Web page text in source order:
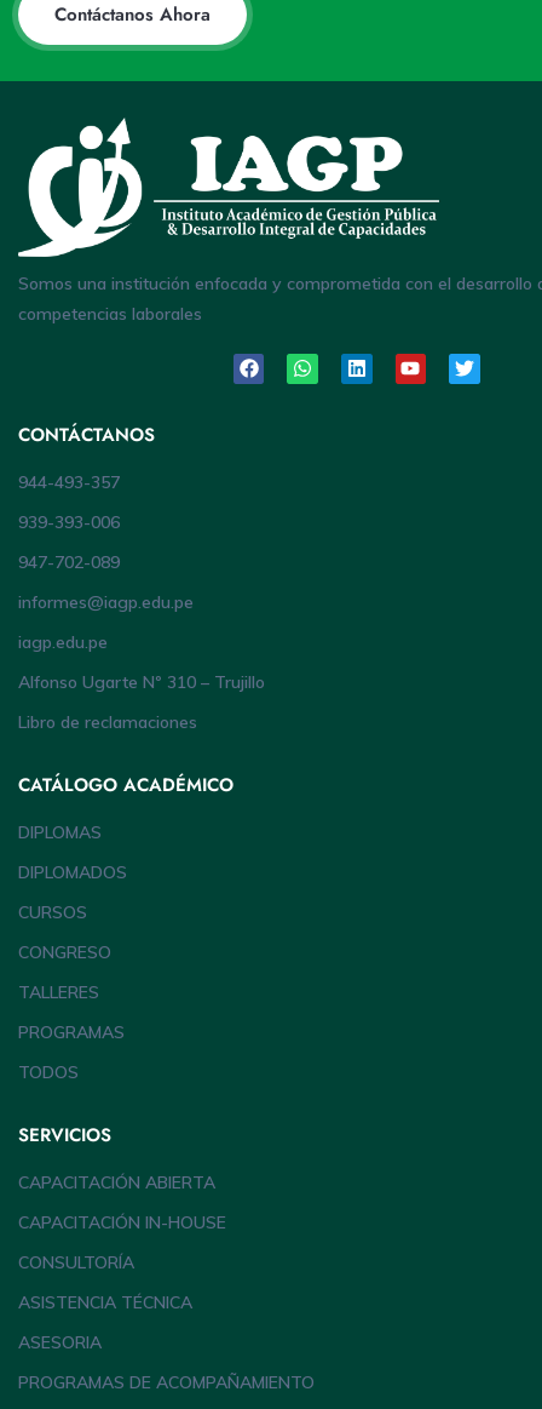
Contáctanos Ahora
Somos una institución enfocada y comprometida con el desarrollo
competencias laborales
CONTÁCTANOS
944-493-357
939-393-006
947-702-089
informes@iagp.edu.pe
iagp.edu.pe
Alfonso Ugarte Nº 310 – Trujillo
Libro de reclamaciones
CATÁLOGO ACADÉMICO
DIPLOMAS
DIPLOMADOS
CURSOS
CONGRESO
TALLERES
PROGRAMAS
TODOS
SERVICIOS
CAPACITACIÓN ABIERTA
CAPACITACIÓN IN-HOUSE
CONSULTORÍA
ASISTENCIA TÉCNICA
ASESORIA
PROGRAMAS DE ACOMPAÑAMIENTO